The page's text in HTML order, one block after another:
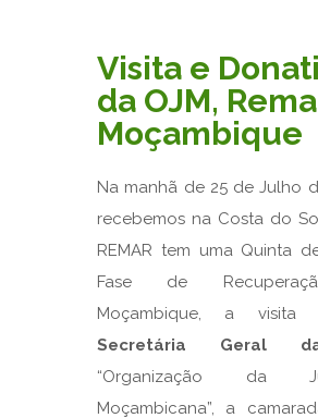
Visita e
da OJM,
Moçambique
Na manhã de 25 de Julho
recebemos na Costa do
REMAR tem uma Quinta
Fase de
Moçambique, a visita
Secretária Geral
“Organização da
Moçambicana”, a